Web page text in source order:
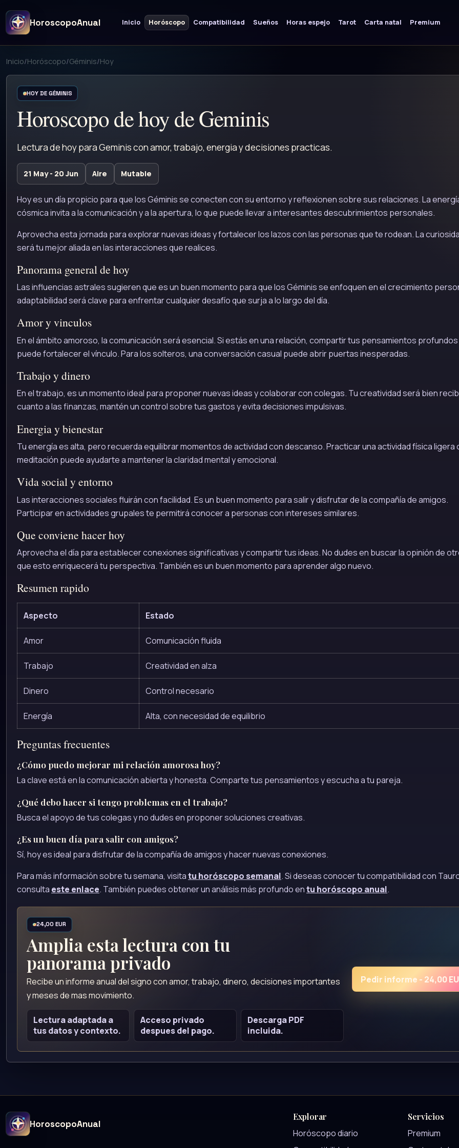
HoroscopoAnual Inicio Horóscopo Compatibilidad Sueños Horas espejo Tarot Carta natal Premium
Inicio/Horóscopo/Géminis/Hoy
HOY DE GÉMINIS
Horoscopo de hoy de Geminis
Lectura de hoy para Geminis con amor, trabajo, energia y decisiones practicas.
21 May - 20 Jun Aire Mutable
Hoy es un día propicio para que los Géminis se conecten con su entorno y reflexionen sobre sus relaciones. La
cósmica invita a la comunicación y a la apertura, lo que puede llevar a interesantes descubrimientos personales.
Aprovecha esta jornada para explorar nuevas ideas y fortalecer los lazos con las personas que te rodean. La
será tu mejor aliada en las interacciones que realices.
Panorama general de hoy
Las influencias astrales sugieren que es un buen momento para que los Géminis se enfoquen en el crecimiento
adaptabilidad será clave para enfrentar cualquier desafío que surja a lo largo del día.
Amor y vinculos
En el ámbito amoroso, la comunicación será esencial. Si estás en una relación, compartir tus pensamientos profundos
puede fortalecer el vínculo. Para los solteros, una conversación casual puede abrir puertas inesperadas.
Trabajo y dinero
En el trabajo, es un momento ideal para proponer nuevas ideas y colaborar con colegas. Tu creatividad será bien
cuanto a las finanzas, mantén un control sobre tus gastos y evita decisiones impulsivas.
Energia y bienestar
Tu energía es alta, pero recuerda equilibrar momentos de actividad con descanso. Practicar una actividad física ligera
meditación puede ayudarte a mantener la claridad mental y emocional.
Vida social y entorno
Las interacciones sociales fluirán con facilidad. Es un buen momento para salir y disfrutar de la compañía de amigos.
Participar en actividades grupales te permitirá conocer a personas con intereses similares.
Que conviene hacer hoy
Aprovecha el día para establecer conexiones significativas y compartir tus ideas. No dudes en buscar la opinión de
que esto enriquecerá tu perspectiva. También es un buen momento para aprender algo nuevo.
Resumen rapido
Aspecto Estado
Amor Comunicación fluida
Trabajo Creatividad en alza
Dinero Control necesario
Energía Alta, con necesidad de equilibrio
Preguntas frecuentes
¿Cómo puedo mejorar mi relación amorosa hoy?
La clave está en la comunicación abierta y honesta. Comparte tus pensamientos y escucha a tu pareja.
¿Qué debo hacer si tengo problemas en el trabajo?
Busca el apoyo de tus colegas y no dudes en proponer soluciones creativas.
¿Es un buen día para salir con amigos?
Sí, hoy es ideal para disfrutar de la compañía de amigos y hacer nuevas conexiones.
Para más información sobre tu semana, visitatu horóscopo semanal. Si deseas conocer tu compatibilidad con
consulta este enlace. También puedes obtener un análisis más profundo entu horóscopo anual.
24,00 EUR
Amplia esta lectura con tu
panorama privado
Recibe un informe anual del signo con amor, trabajo, dinero, decisiones importantes
y meses de mas movimiento.
Lectura adaptada a
tus datos y contexto.
Acceso privado
despues del pago.
Descarga PDF
incluida.
Pedir informe - 24,00
HoroscopoAnual
Explorar
Horóscopo diario
Servicios
Premium